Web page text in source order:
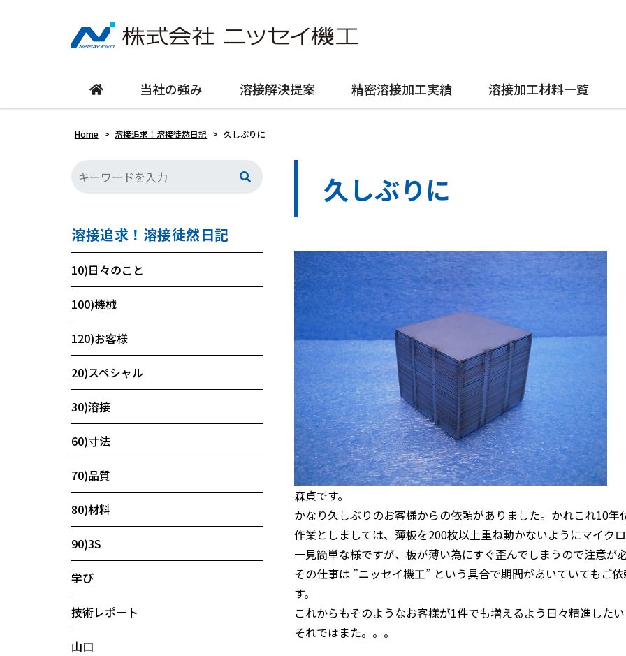
当社の強み 溶接解決提案 精密溶接加工実績 溶接加工材料一覧
Home > 溶接追求！溶接徒然日記 > 久しぶりに
久しぶりに
森貞です。
かなり久しぶりのお客様からの依頼がありました。かれこれ10
作業としましては、薄板を200枚以上重ね動かないようにマイク
一見簡単な様ですが、板が薄い為にすぐ歪んでしまうので注意が
その仕事は ”ニッセイ機工” という具合で期間があいていてもご
す。
これからもそのようなお客様が1件でも増えるよう日々精進した
それではまた。。。
溶接追求！溶接徒然日記
10)日々のこと
100)機械
120)お客様
20)スペシャル
30)溶接
60)寸法
70)品質
80)材料
90)3S
学び
技術レポート
山口